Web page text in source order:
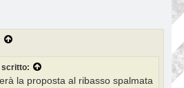
scritto:
la proposta al ribasso spalmata